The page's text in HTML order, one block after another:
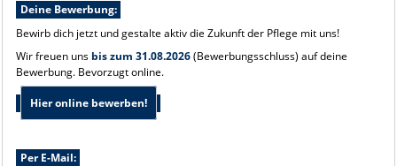
Deine Bewerbung:
Bewirb dich jetzt und gestalte aktiv die Zukunft der Pflege mit uns!
Wir freuen uns bis zum 31.08.2026(Bewerbungsschluss) auf deine
Bewerbung. Bevorzugt online.
Hier online bewerben!
Per E-Mail: